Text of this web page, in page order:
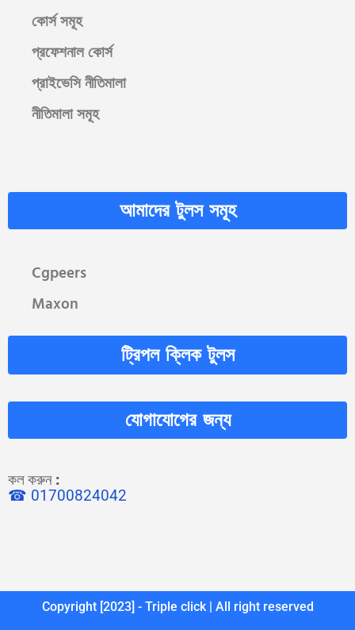
কোর্স সমূহ
প্রফেশনাল কোর্স
প্রাইভেসি নীতিমালা
নীতিমালা সমূহ
আমাদের টুলস সমূহ
Cgpeers
Maxon
ট্রিপল ক্লিক টুলস
যোগাযোগের জন্য
কল করুন:
☎ 01700824042
Copyright [2023] - Triple click | All right reserved